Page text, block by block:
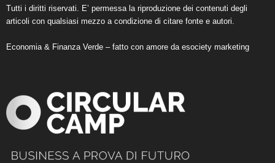
Tutti i diritti riservati. E’ permessa la riproduzione dei contenuti degli
articoli con qualsiasi mezzo a condizione di citare fonte e autori.
Economia & Finanza Verde – fatto con amore da esociety marketing